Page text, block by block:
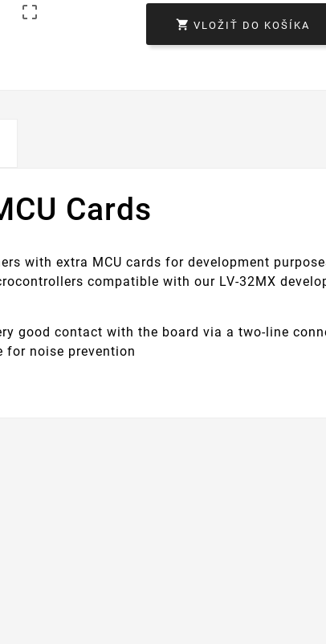

 VLOŽIŤ DO KOŠÍKA
Cards
with extra MCU cards for development
compatible with our LV-32MX
good contact with the board via a two-line
for noise prevention